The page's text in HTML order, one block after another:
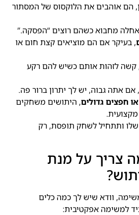
הם אוהבים את הלוקסוס של המסתור
מחבוא כשהם רוצים “הפסקה.”
, בעיקר אם הם מוציאים קצת חום או
קשה לזהות אותם כשיש להם רקע
, אם אתה גבוה, יש לך יתרון ברור פה.
חפצים גדולים, היתושים משחקים
ותתחיל לשחק תופסת, רק
צריך על מנת
וודא שיש לך כמה כלים
למשימה אפקטיבית: